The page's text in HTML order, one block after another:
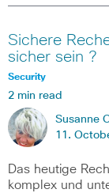
Sichere
sicher sein ?
Security
2 min read
Susanne
11.
Das heutige
komplex und